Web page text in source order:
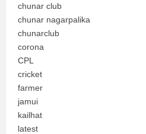
chunar club
chunar nagarpalika
chunarclub
corona
CPL
cricket
farmer
jamui
kailhat
latest